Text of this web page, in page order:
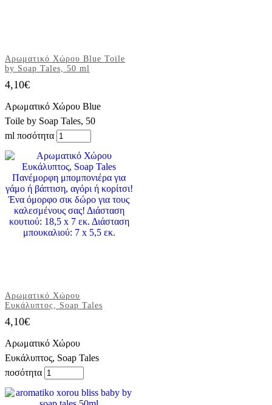
Αρωματικό Χώρου Blue Toile
by Soap Tales, 50 ml
4,10€
Αρωματικό Χώρου Blue
Toile by Soap Tales, 50
ml ποσότητα
Αρωματικό Χώρου
Ευκάλυπτος, Soap Tales
4,10€
Αρωματικό Χώρου
Ευκάλυπτος, Soap Tales
ποσότητα